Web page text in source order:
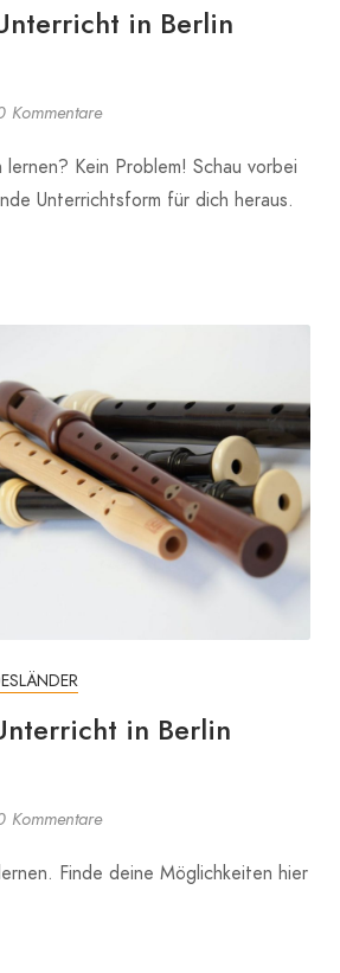
in Berlin
Kommentare
Kein Problem! Schau vorbei
Unterrichtsform für dich heraus.
in Berlin
Kommentare
Finde deine Möglichkeiten hier